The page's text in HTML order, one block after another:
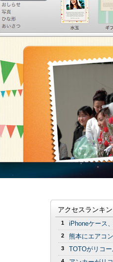
アクセスランキ
1 iPhoneケース
2 熊本にエアコ
3 TOTOがリコ